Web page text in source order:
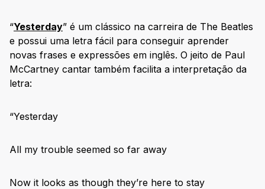
“Yesterday” é um clássico na carreira de The Beatles
e possui uma letra fácil para conseguir aprender
novas frases e expressões em inglês. O jeito de Paul
McCartney cantar também facilita a interpretação da
letra:
“Yesterday
All my trouble seemed so far away
Now it looks as though they’re here to stay